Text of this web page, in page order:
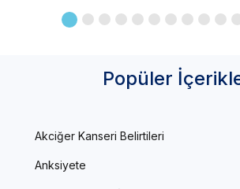
Popüler
Akciğer Kanseri Belirtileri
Anksiyete